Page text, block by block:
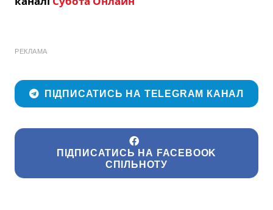
РЕКЛАМА
ПІДПИСАТИСЬ НА TELEGRAM КАНАЛ
ПІДПИСАТИСЬ НА FACEBOOK
СПІЛЬНОТУ